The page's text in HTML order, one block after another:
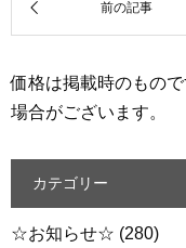
価格は掲載時のもの
場合がございます。
カテゴリー
☆お知らせ☆ (280)